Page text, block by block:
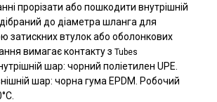
прорізати або пошкодити внутрішній
до діаметра шланга для
затискних втулок або оболонкових
вимагає контакту зTubes
шар: чорний поліетилен UPE.
шар: чорна гума EPDM. Робочий